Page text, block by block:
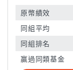
原幣績效
同組平均
同組排名
贏過同類基金